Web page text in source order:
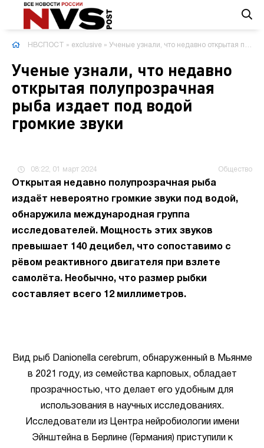
НВСПОСТ » exclusive » Ученые узнали, что недавно открытая полупрозрачная рыба издает под водой громкие звуки
Ученые узнали, что недавно
открытая полупрозрачная
рыба издает под водой
громкие звуки
08:22, 01 март 2024 Общество
Открытая недавно полупрозрачная рыба
издаёт невероятно громкие звуки под водой,
обнаружила международная группа
исследователей. Мощность этих звуков
превышает 140 децибел, что сопоставимо с
рёвом реактивного двигателя при взлете
самолёта. Необычно, что размер рыбки
составляет всего 12 миллиметров.
Вид рыб Danionella cerebrum, обнаруженный в Мьянме
в 2021 году, из семейства карповых, обладает
прозрачностью, что делает его удобным для
использования в научных исследованиях.
Исследователи из Центра нейробиологии имени
Эйнштейна в Берлине (Германия) приступили к